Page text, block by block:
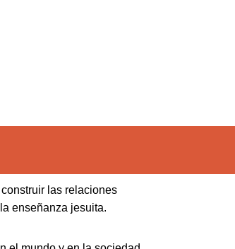
las relaciones
enseñanza jesuita.